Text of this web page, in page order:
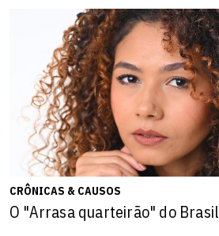
CRÔNICAS & CAUSOS
O "Arrasa quarteirão" do Brasil